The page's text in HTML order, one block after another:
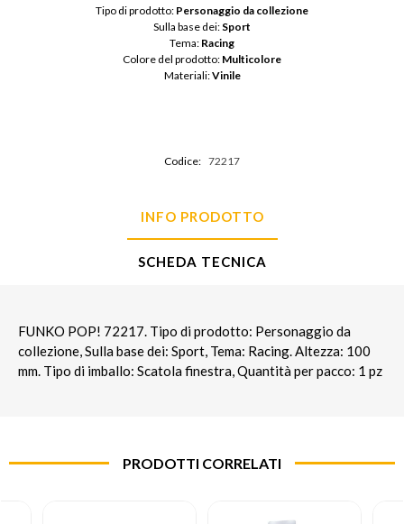
Tipo di prodotto: Personaggio da collezione
Sulla base dei: Sport
Tema: Racing
Colore del prodotto: Multicolore
Materiali: Vinile
Codice: 72217
INFO PRODOTTO
SCHEDA TECNICA
FUNKO POP! 72217. Tipo di prodotto: Personaggio da
collezione, Sulla base dei: Sport, Tema: Racing. Altezza: 100
mm. Tipo di imballo: Scatola finestra, Quantità per pacco: 1 pz
PRODOTTI CORRELATI